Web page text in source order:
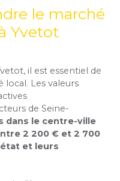
le marché
Yvetot
il est essentiel de
local. Les valeurs
de Seine-
dans le centre-ville
2 200 € et 2 700
et leurs